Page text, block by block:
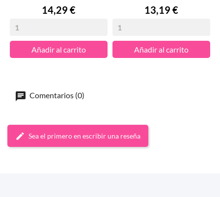
Precio
14,29 €
Añadir al carrito
Precio
13,19 €
Añadir al carrito
Comentarios (0)
Sea el primero en escribir una reseña